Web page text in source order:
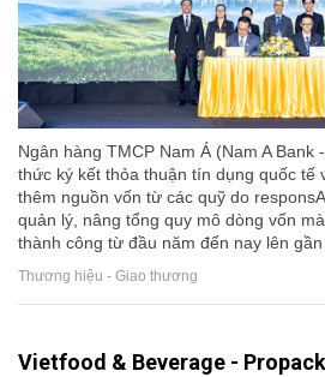
Ngân hàng TMCP Nam Á (Nam A Bank
thức ký kết thỏa thuận tín dụng quốc tế
thêm nguồn vốn từ các quỹ do
quản lý, nâng tổng quy mô dòng vốn
thành công từ đầu năm đến nay lên
Thương hiệu - Giao thương
Vietfood & Beverage -